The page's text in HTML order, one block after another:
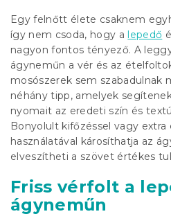
Egy felnőtt élete csaknem
így nem csoda, hogy a lepedő
nagyon fontos tényező. A
ágyneműn a vér és az
mosószerek sem szabadulnak
néhány tipp, amelyek
nyomait az eredeti szín és
Bonyolult kifőzéssel vagy extra
használatával károsíthatja az
elveszítheti a szövet értékes
Friss vérfolt a
ágyneműn